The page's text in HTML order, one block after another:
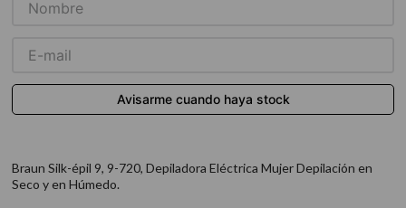
Braun Silk-épil 9, 9-720, Depiladora Eléctrica Mujer Depilación en
Seco y en Húmedo.
9. acondicionador
protector térmico